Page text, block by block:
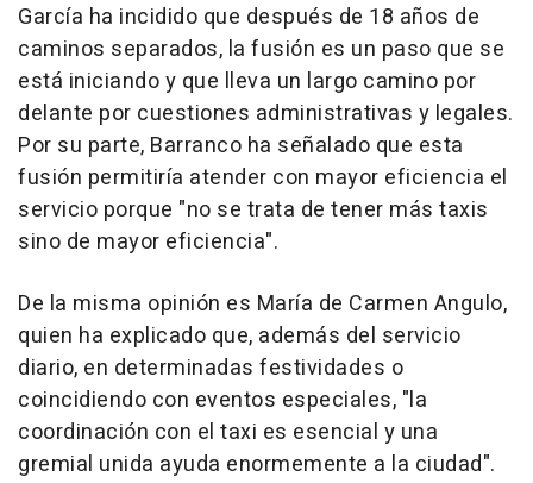
García ha incidido que después de 18 años de
caminos separados, la fusión es un paso que se
está iniciando y que lleva un largo camino por
delante por cuestiones administrativas y legales.
Por su parte, Barranco ha señalado que esta
fusión permitiría atender con mayor eficiencia el
servicio porque "no se trata de tener más taxis
sino de mayor eficiencia".
De la misma opinión es María de Carmen Angulo,
quien ha explicado que, además del servicio
diario, en determinadas festividades o
coincidiendo con eventos especiales, "la
coordinación con el taxi es esencial y una
gremial unida ayuda enormemente a la ciudad".